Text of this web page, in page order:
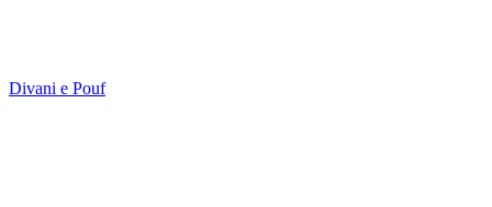
Divani e Pouf